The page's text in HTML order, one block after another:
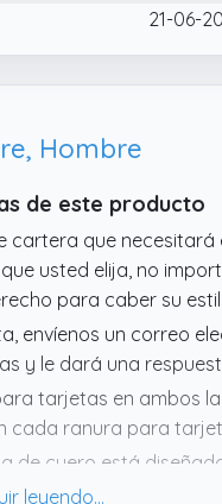
21-06-
Hombre
de este producto
cartera que necesitará
usted elija, no
para caber su
envíenos un correo
y le dará una
tarjetas en ambos
cada ranura para
de cuero está
0,2 cm de espesor)